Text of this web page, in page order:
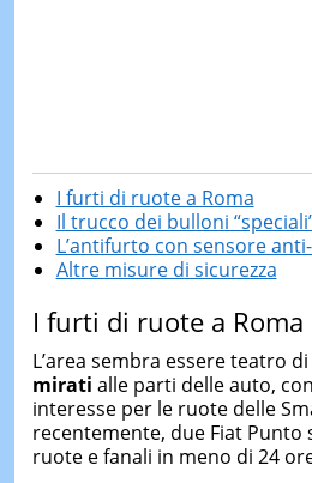
I furti di ruote a Roma
Il trucco dei bulloni
L’antifurto con sensore
Altre misure di sicurezza
I furti di ruote a Roma
L’area sembra essere teatro
mirati alle parti delle auto,
interesse per le ruote delle
recentemente, due Fiat Punto
ruote e fanali in meno di 24